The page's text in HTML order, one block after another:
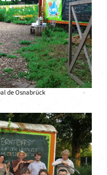
de Osnabrück